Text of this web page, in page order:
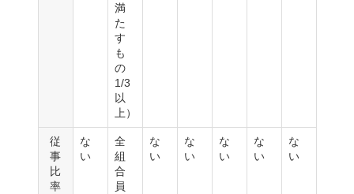
満
た
す
も
の
1/3
以
上）
従
事
比
率
な
い
全
組
合
員
な
い
な
い
な
い
な
い
な
い